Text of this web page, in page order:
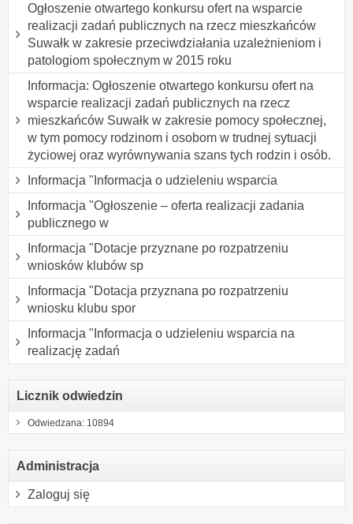
Ogłoszenie otwartego konkursu ofert na wsparcie
realizacji zadań publicznych na rzecz mieszkańców
Suwałk w zakresie przeciwdziałania uzależnieniom i
patologiom społecznym w 2015 roku
Informacja: Ogłoszenie otwartego konkursu ofert na
wsparcie realizacji zadań publicznych na rzecz
mieszkańców Suwałk w zakresie pomocy społecznej,
w tym pomocy rodzinom i osobom w trudnej sytuacji
życiowej oraz wyrównywania szans tych rodzin i osób.
Informacja "Informacja o udzieleniu wsparcia
Informacja "Ogłoszenie – oferta realizacji zadania
publicznego w
Informacja "Dotacje przyznane po rozpatrzeniu
wniosków klubów sp
Informacja "Dotacja przyznana po rozpatrzeniu
wniosku klubu spor
Informacja "Informacja o udzieleniu wsparcia na
realizację zadań
Licznik odwiedzin
Odwiedzana: 10894
Administracja
Zaloguj się